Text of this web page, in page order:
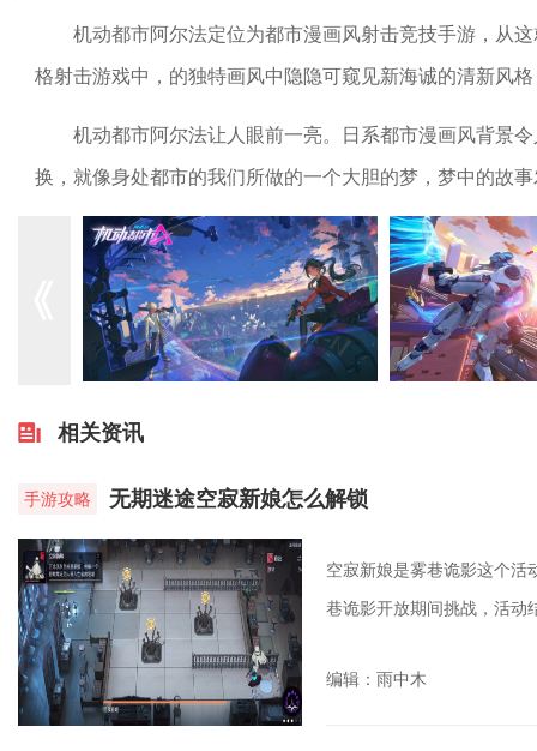
机动都市阿尔法定位为都市漫画风射击竞技手游，从
格射击游戏中，的独特画风中隐隐可窥见新海诚的清新风
机动都市阿尔法让人眼前一亮。日系都市漫画风背景
换，就像身处都市的我们所做的一个大胆的梦，梦中的故
相关资讯
手游攻略 无期迷途空寂新娘怎么解锁
空寂新娘是雾巷诡影这个活
巷诡影开放期间挑战，活动
编辑：雨中木